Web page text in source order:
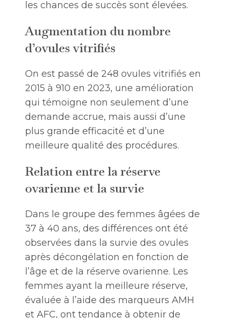
les chances de succès sont élevées.
Augmentation du nombre
d’ovules vitrifiés
On est passé de 248 ovules vitrifiés en
2015 à 910 en 2023, une amélioration
qui témoigne non seulement d’une
demande accrue, mais aussi d’une
plus grande efficacité et d’une
meilleure qualité des procédures.
Relation entre la réserve
ovarienne et la survie
Dans le groupe des femmes âgées de
37 à 40 ans, des différences ont été
observées dans la survie des ovules
après décongélation en fonction de
l’âge et de la réserve ovarienne. Les
femmes ayant la meilleure réserve,
évaluée à l’aide des marqueurs AMH
et AFC, ont tendance à obtenir de